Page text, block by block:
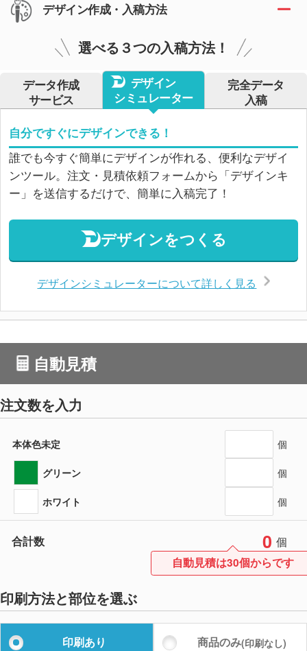
デザイン作成・入稿方法
選べる３つの入稿方法！
データ作成
サービス
デザイン
シミュレーター
完全データ
入稿
自分ですぐにデザインできる！
誰でも今すぐ簡単にデザインが作れる、便利なデザイ
ンツール。注文・見積依頼フォームから「デザインキ
ー」を送信するだけで、簡単に入稿完了！
デザインをつくる
デザインシミュレーターについて詳しく見る
自動見積
注文数を入力
本体色未定 個
グリーン 個
ホワイト 個
合計数 0 個
自動見積は30個からです
印刷方法と部位を選ぶ
印刷あり 商品のみ(印刷なし)